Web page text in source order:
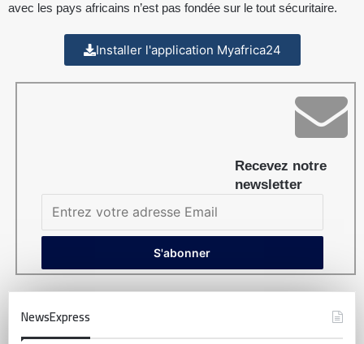
avec les pays africains n’est pas fondée sur le tout sécuritaire.
Installer l'application Myafrica24
Recevez notre
newsletter
NewsExpress